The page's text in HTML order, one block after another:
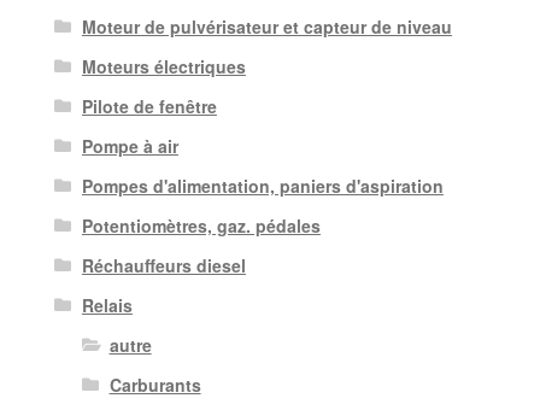
Moteur de pulvérisateur et capteur de niveau
Moteurs électriques
Pilote de fenêtre
Pompe à air
Pompes d'alimentation, paniers d'aspiration
Potentiomètres, gaz. pédales
Réchauffeurs diesel
Relais
autre
Carburants